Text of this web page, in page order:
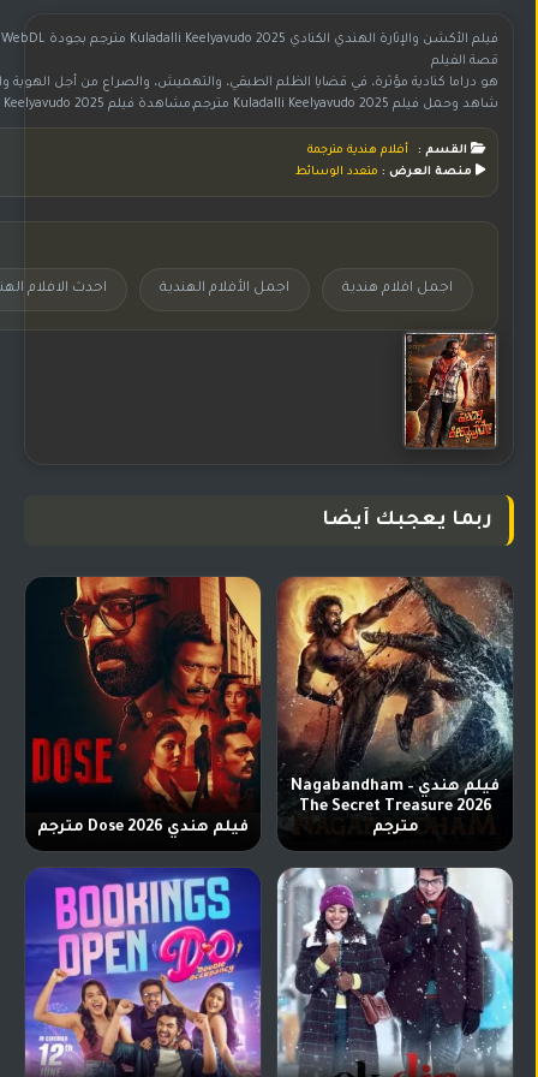
فيلم الأكشن والإثارة الهندي الكنادي Kuladalli Keelyavudo 2025 مترجم بجودة 1080p WebDL
قصة الفيلم
هو دراما كنادية مؤثرة، في قضايا الظلم الطبقي، والتهميش، والصراع من أجل
شاهد وحمل فيلم Kuladalli Keelyavudo 2025 مترجم,مشاهدة فيلم Kuladalli Keelyavudo 2025 مترجم,فيلم Kuladalli Keelyavudo 2025 مترجم اون لاين,تحميل الفيلم الهندي Kuladalli Keelyavudo مترجم,الفيلم الهندي Kuladalli Keelyavudo 2025 مترجم,فيلم هندي Kuladalli Keelyavudo 2025 مترجم,مشاهدة الفيلم الهندي Kuladalli Keelyavudo مترجم,فيلم Kuladalli Keelyavudo مترجم على موقع جوري,فيلم Kuladalli Keelyavudo مترجم,اجمل الأفلام الهندية,اجمل افلام هندية,افلام هندية 2025,احدث الافلام الهندية
القسم :
أفلام هندية مترجمة
منصة العرض : متعدد الوسائط
اجمل افلام هندية اجمل الأفلام الهندية احدث الافلام
ربما يعجبك أيضا
فيلم هندي Nagabandham –
The Secret Treasure 2026
مترجم
فيلم هندي Dose 2026 مترجم